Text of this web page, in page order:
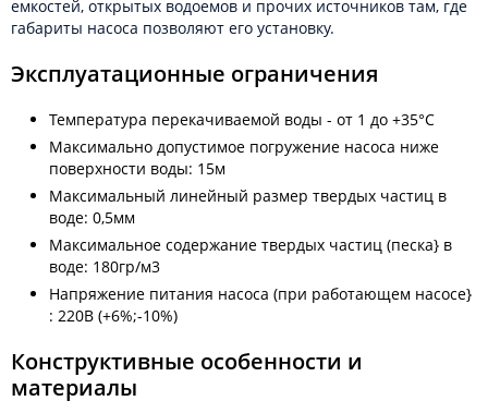
емкостей, открытых водоемов и прочих источников там, где
габариты насоса позволяют его установку.
Эксплуатационные ограничения
Температура перекачиваемой воды - от 1 до +35°С
Максимально допустимое погружение насоса ниже
поверхности воды: 15м
Максимальный линейный размер твердых частиц в
воде: 0,5мм
Максимальное содержание твердых частиц (песка} в
воде: 180гр/м3
Напряжение питания насоса (при работающем насосе}
: 220В (+6%;-10%)
Конструктивные особенности и
материалы